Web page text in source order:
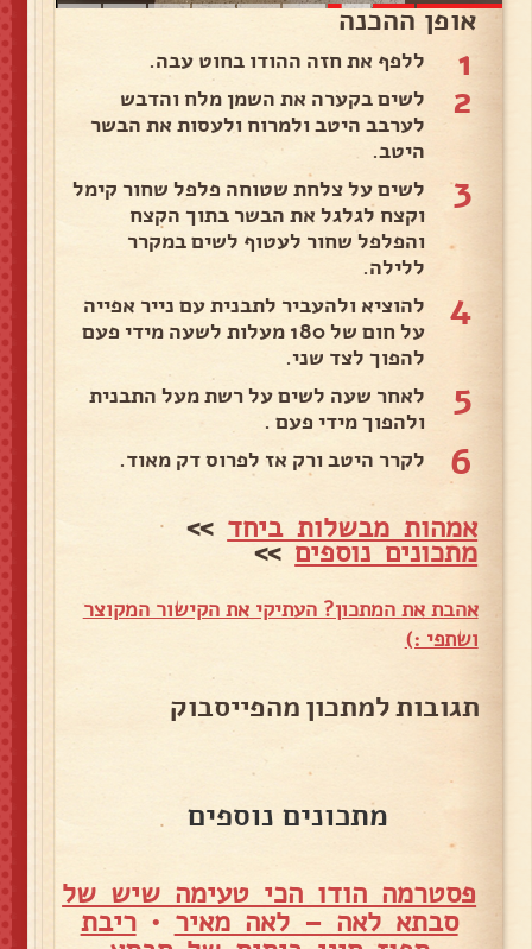
אופן ההכנה
1 ללפף את חזה ההודו בחוט עבה.
2
לשים בקערה את השמן מלח והדבש
לערבב היטב ולמרוח ולעסות את הבשר
היטב.
3
לשים על צלחת שטוחה פלפל שחור קימל
וקצח לגלגל את הבשר בתוך הקצח
והפלפל שחור לעטוף לשים במקרר
ללילה.
4
להוציא ולהעביר לתבנית עם נייר אפייה
על חום של 180 מעלות לשעה מידי פעם
להפוך לצד שני.
5
לאחר שעה לשים על רשת מעל התבנית
ולהפוך מידי פעם .
6 לקרר היטב ורק אז לפרוס דק מאוד.
אמהות מבשלות ביחד >>
מתכונים נוספים>>
אהבת את המתכון? העתיקי את הקישור המקוצר
ושתפי :)
תגובות למתכון מהפייסבוק
מתכונים נוספים
פסטרמה הודו הכי טעימה שיש של
סבתא לאה – לאה מאיר •ריבת